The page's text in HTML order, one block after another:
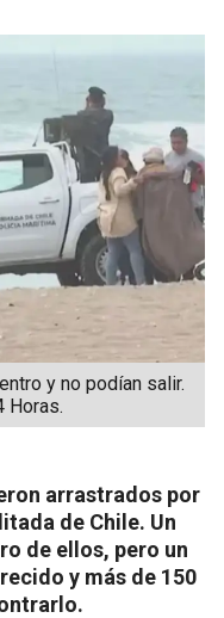
y no podían salir.
Horas.
arrastrados por
de Chile. Un
de ellos, pero un
y más de 150